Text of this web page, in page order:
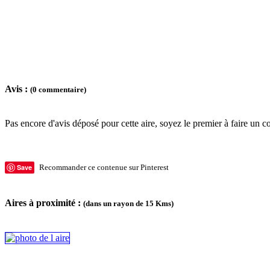
Avis : (0 commentaire)
Pas encore d'avis déposé pour cette aire, soyez le premier à faire un
Save Recommander ce contenue sur Pinterest
Aires à proximité : (dans un rayon de 15 Kms)